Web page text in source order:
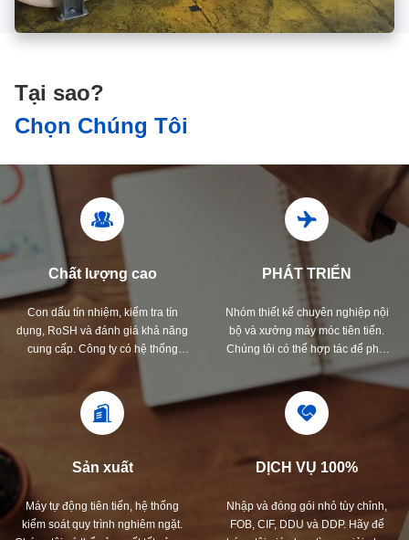
Tại sao?
Chọn Chúng Tôi
Chất lượng cao
Con dấu tín nhiệm, kiểm tra tín
dụng, RoSH và đánh giá khả năng
cung cấp. Công ty có hệ thống
chuyên nghiệp.
PHÁT TRIỂN
Nhóm thiết kế chuyên nghiệp nội
bộ và xưởng máy móc tiên tiến.
Chúng tôi có thể hợp tác để phát
triển các sản phẩm mà bạn cần.
Sản xuất
Máy tự động tiên tiến, hệ thống
kiểm soát quy trình nghiêm ngặt.
DỊCH VỤ 100%
Nhập và đóng gói nhỏ tùy chỉnh,
FOB, CIF, DDU và DDP. Hãy để